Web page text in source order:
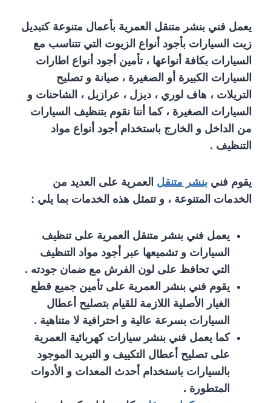
يعمل فني بنشر متنقل العمرية بأعمال متنوعة كتبديل
زيت السيارات بأجود أنواع الزيوت التي تتناسب مع
السيارات بكافة أنواعها ، تأمين أجود أنواع اطارات
السيارات الكبيرة أو الصغيرة ، صيانة و تصليح
التريلات ، هاف لوري ، ديزل ، عرازيل ، الشاحنات و
السيارات الصغيرة ، كما أننا نقوم بتنظيف السيارات
من الداخل و الخارج باستخدام أجود أنواع مواد
التنظيف .
يقوم فني بنشر متنقل العمرية على العديد من
الخدمات المتنوعة ، و تتمثل هذه الخدمات بما يلي :
يعمل فني بنشر متنقل العمرية على تنظيف
السيارات و تشميعها عبر أجود مواد التنظيف
التي تحافظ على لون الفرش مع ضمان جودته .
يقوم فني بنشر العمرية على تأمين جميع قطع
الغيار الأصلية اللازمة للقيام بتصليح أعطال
السيارات بسرعة عالية و احترافية لا متناهية .
كما يعمل فني بنشر سيارات كهربائية العمرية
على تصليح أعطال التكييف و التبريد الموجود
بالسيارات باستخدام أحدث المعدات و الأدوات
المتطورة .